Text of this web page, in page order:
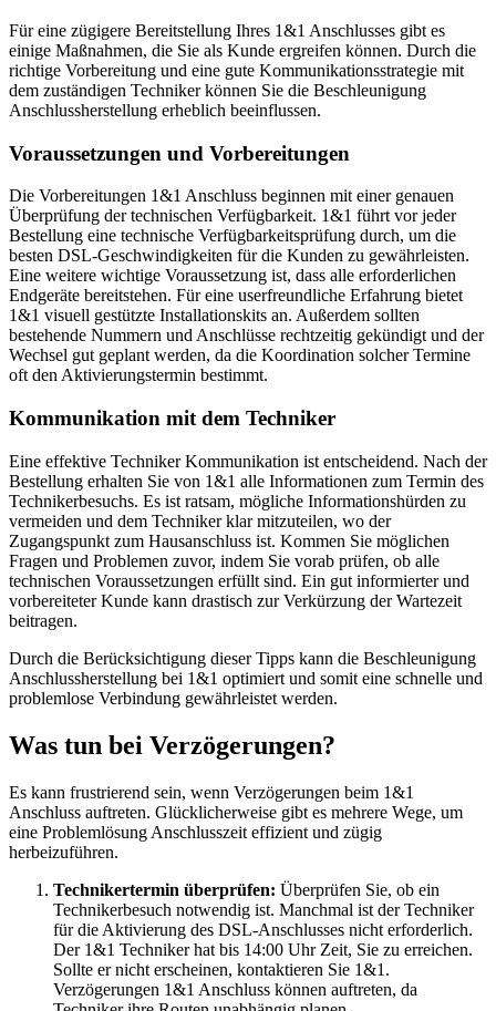
Für eine zügigere Bereitstellung Ihres 1&1 Anschlusses gibt es
einige Maßnahmen, die Sie als Kunde ergreifen können. Durch die
richtige Vorbereitung und eine gute Kommunikationsstrategie mit
dem zuständigen Techniker können Sie die Beschleunigung
Anschlussherstellung erheblich beeinflussen.
Voraussetzungen und Vorbereitungen
Die Vorbereitungen 1&1 Anschluss beginnen mit einer genauen
Überprüfung der technischen Verfügbarkeit. 1&1 führt vor jeder
Bestellung eine technische Verfügbarkeitsprüfung durch, um die
besten DSL-Geschwindigkeiten für die Kunden zu gewährleisten.
Eine weitere wichtige Voraussetzung ist, dass alle erforderlichen
Endgeräte bereitstehen. Für eine userfreundliche Erfahrung bietet
1&1 visuell gestützte Installationskits an. Außerdem sollten
bestehende Nummern und Anschlüsse rechtzeitig gekündigt und der
Wechsel gut geplant werden, da die Koordination solcher Termine
oft den Aktivierungstermin bestimmt.
Kommunikation mit dem Techniker
Eine effektive Techniker Kommunikation ist entscheidend. Nach der
Bestellung erhalten Sie von 1&1 alle Informationen zum Termin des
Technikerbesuchs. Es ist ratsam, mögliche Informationshürden zu
vermeiden und dem Techniker klar mitzuteilen, wo der
Zugangspunkt zum Hausanschluss ist. Kommen Sie möglichen
Fragen und Problemen zuvor, indem Sie vorab prüfen, ob alle
technischen Voraussetzungen erfüllt sind. Ein gut informierter und
vorbereiteter Kunde kann drastisch zur Verkürzung der Wartezeit
beitragen.
Durch die Berücksichtigung dieser Tipps kann die Beschleunigung
Anschlussherstellung bei 1&1 optimiert und somit eine schnelle und
problemlose Verbindung gewährleistet werden.
Was tun bei Verzögerungen?
Es kann frustrierend sein, wenn Verzögerungen beim 1&1
Anschluss auftreten. Glücklicherweise gibt es mehrere Wege, um
eine Problemlösung Anschlusszeit effizient und zügig
herbeizuführen.
Technikertermin überprüfen: Überprüfen Sie, ob ein
Technikerbesuch notwendig ist. Manchmal ist der Techniker
für die Aktivierung des DSL-Anschlusses nicht erforderlich.
Der 1&1 Techniker hat bis 14:00 Uhr Zeit, Sie zu erreichen.
Sollte er nicht erscheinen, kontaktieren Sie 1&1.
Verzögerungen 1&1 Anschluss können auftreten, da